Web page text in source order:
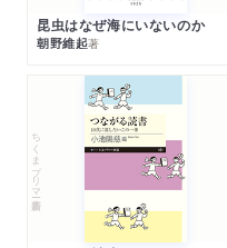
昆虫はなぜ海にいないのか
朝野維起著
ちくまプリマー新書